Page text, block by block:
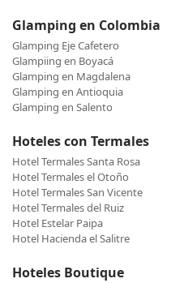
Glamping en Colombia
Glamping Eje Cafetero
Glampiing en Boyacá
Glamping en Magdalena
Glamping en Antioquia
Glamping en Salento
Hoteles con Termales
Hotel Termales Santa Rosa
Hotel Termales el Otoño
Hotel Termales San Vicente
Hotel Termales del Ruiz
Hotel Estelar Paipa
Hotel Hacienda el Salitre
Hoteles Boutique